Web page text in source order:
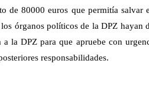
de 80000 euros que permitía salvar
órganos políticos de la DPZ hayan
la DPZ para que apruebe con
responsabilidades.